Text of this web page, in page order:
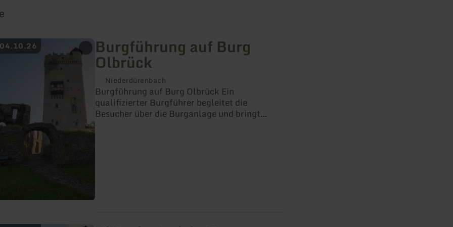
Burgführung auf Burg
Olbrück
Niederdürenbach
Burgführung auf Burg Olbrück Ein
qualifizierter Burgführer begleitet die
Besucher über die Burganlage und bringt